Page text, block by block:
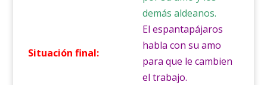
demás aldeanos.
Situación final:
El espantapájaros
habla con su amo
para que le cambien
el trabajo.